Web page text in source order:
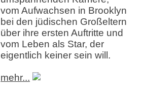
vom Aufwachsen in Brooklyn
bei den jüdischen Großeltern
über ihre ersten Auftritte und
vom Leben als Star, der
eigentlich keiner sein will.
mehr...